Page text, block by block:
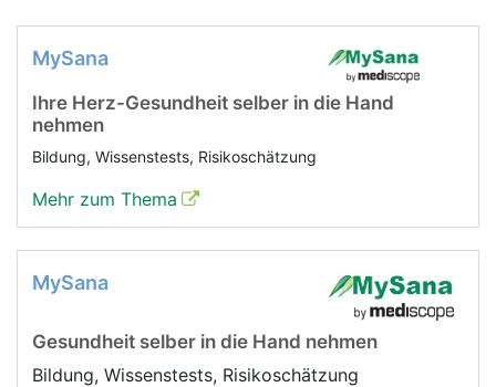
MySana
Ihre Herz-Gesundheit selber in die Hand
nehmen
Bildung, Wissenstests, Risikoschätzung
Mehr zum Thema
MySana
Gesundheit selber in die Hand nehmen
Bildung, Wissenstests, Risikoschätzung